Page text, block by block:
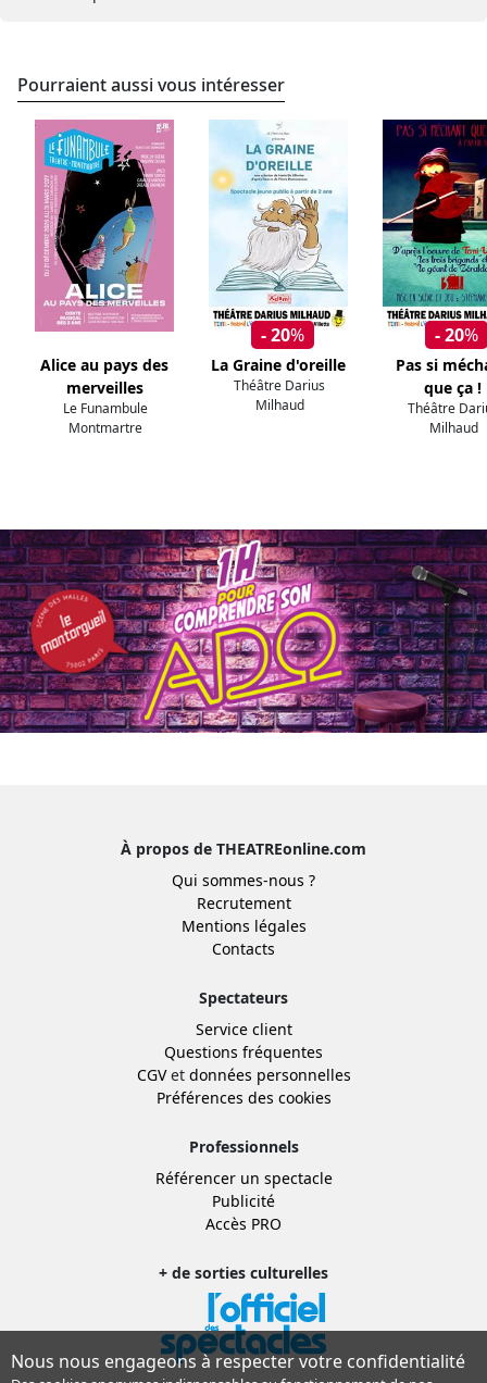
Pourraient aussi vous intéresser
Alice au pays des
merveilles
Le Funambule
Montmartre
- 20%
La Graine d'oreille
Théâtre Darius
Milhaud
- 20%
Pas si
que ça !
Théâtre
Milhaud
À propos de THEATREonline.com
Qui sommes-nous ?
Recrutement
Mentions légales
Contacts
Spectateurs
Service client
Questions fréquentes
CGVet données personnelles
Préférences des cookies
Professionnels
Référencer un spectacle
Publicité
Accès PRO
+ de sorties culturelles
Nous nous engageons à respecter votre confidentialité